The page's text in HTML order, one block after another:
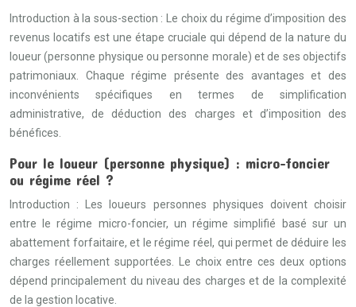
Introduction à la sous-section : Le choix du régime d’imposition des
revenus locatifs est une étape cruciale qui dépend de la nature du
loueur (personne physique ou personne morale) et de ses objectifs
patrimoniaux. Chaque régime présente des avantages et des
inconvénients spécifiques en termes de simplification
administrative, de déduction des charges et d’imposition des
bénéfices.
Pour le loueur (personne physique) : micro-foncier
ou régime réel ?
Introduction : Les loueurs personnes physiques doivent choisir
entre le régime micro-foncier, un régime simplifié basé sur un
abattement forfaitaire, et le régime réel, qui permet de déduire les
charges réellement supportées. Le choix entre ces deux options
dépend principalement du niveau des charges et de la complexité
de la gestion locative.